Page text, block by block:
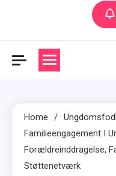
Home
Familieengagement I
Forældreinddragelse,
Støttenetværk